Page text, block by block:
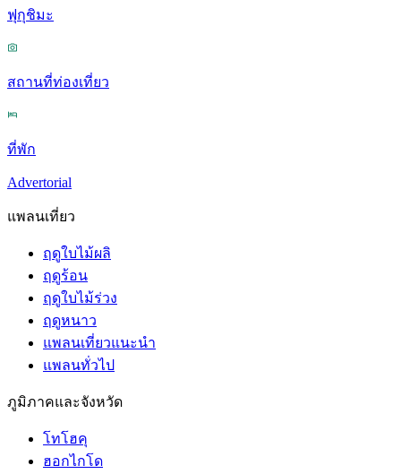
ฟุกุชิมะ
สถานที่ท่องเที่ยว
ที่พัก
Advertorial
แพลนเที่ยว
ฤดูใบไม้ผลิ
ฤดูร้อน
ฤดูใบไม้ร่วง
ฤดูหนาว
แพลนเที่ยวแนะนำ
แพลนทั่วไป
ภูมิภาคและจังหวัด
โทโฮคุ
ฮอกไกโด